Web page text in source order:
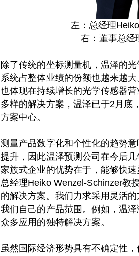
左：总经理
右：董事总经
除了传统的坐标测量机，温泽的
系统占整体业绩的份额也越来越
也体现在持续增长的光学传感器
多样的解决方案，温泽已于2月底
方案中心。
测量产品数字化和个性化的趋势
提升，因此温泽预测公司在今后
家族式企业的优势在于，能够快
总经理Heiko Wenzel-Schinzer教
的解决方案。我们力求采用灵活
我们自己的产品范围。例如，温
众多应用的独特解决方案。
虽然国际经济形势具有不确定性